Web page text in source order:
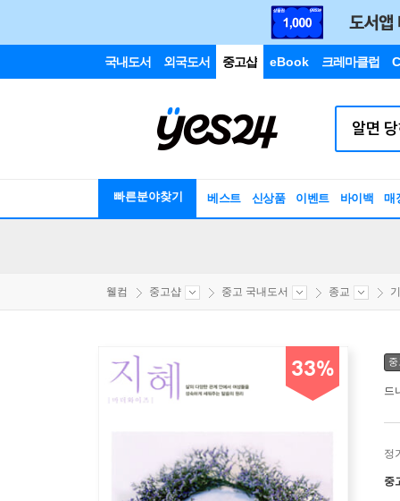
국내도서 외국도서 중고샵 eBook 크레마클럽
빠른분야찾기 베스트 신상품 이벤트 바이백 매
웰컴 중고샵 중고 국내도서 종교
33%
드
정
중